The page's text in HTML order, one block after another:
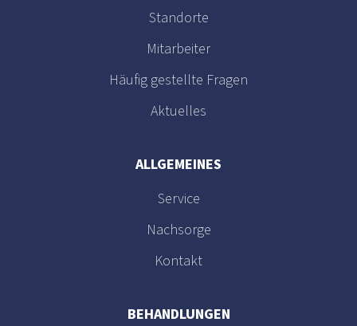
Standorte
Mitarbeiter
Häufig gestellte Fragen
Aktuelles
ALLGEMEINES
Service
Nachsorge
Kontakt
BEHANDLUNGEN